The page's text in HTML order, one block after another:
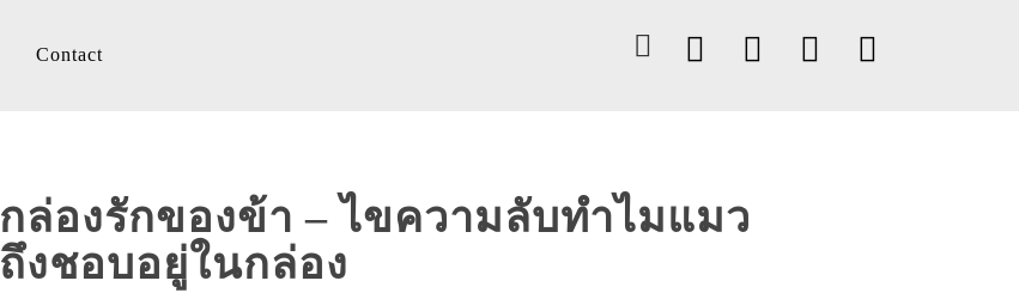
Contact
กล่องรักของข้า – ไขความลับทำไมแมว
ถึงชอบอยู่ในกล่อง